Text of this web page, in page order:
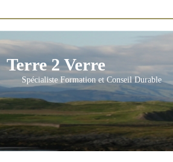
Terre 2 Verre
Spécialiste Formation et Conseil Durable